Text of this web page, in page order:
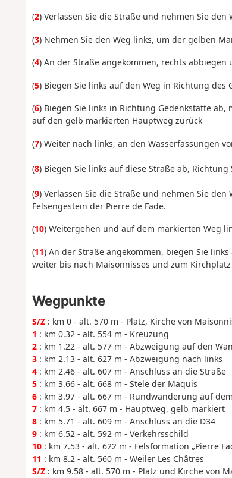
(2) Verlassen Sie die Straße und nehmen Sie
(3) Nehmen Sie den Weg links, um der gelben
(4) An der Straße angekommen, rechts
(5) Biegen Sie links auf den Weg in Richtung des
(6) Biegen Sie links in Richtung Gedenkstätte
auf den gelb markierten Hauptweg zurück
(7) Weiter nach links, an den Wasserfassungen
(8) Biegen Sie links auf diese Straße ab, Richtung
(9) Verlassen Sie die Straße und nehmen Sie
Felsengestein der Pierre de Fade.
(10) Weitergehen und auf dem markierten Weg
(11) An der Straße angekommen, biegen Sie
weiter bis nach Maisonnisses und zum Kirchplatz
Wegpunkte
S/Z: km 0 - alt. 570 m - Platz, Kirche von
1 : km 0.32 - alt. 554 m - Kreuzung
2: km 1.22 - alt. 577 m - Abzweigung auf den
3: km 2.13 - alt. 627 m - Abzweigung nach links
4: km 2.46 - alt. 607 m - Anschluss an die Straße
5: km 3.66 - alt. 668 m - Stele der Maquis
6: km 3.97 - alt. 667 m - Rundwanderung auf
7: km 4.5 - alt. 667 m - Hauptweg, gelb markiert
8: km 5.71 - alt. 609 m - Anschluss an die D34
9: km 6.52 - alt. 592 m - Verkehrsschild
10: km 7.53 - alt. 622 m - Felsformation „Pierre
11 : km 8.2 - alt. 560 m - Weiler Les Châtres
S/Z: km 9.58 - alt. 570 m - Platz und Kirche von